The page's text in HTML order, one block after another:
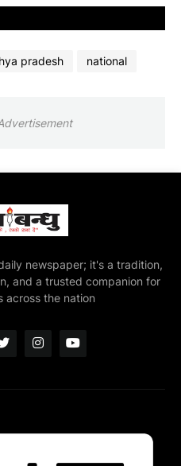
pradesh national
newspaper; it's a tradition,
and a trusted companion for
across the nation